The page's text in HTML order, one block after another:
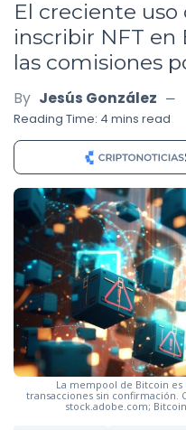
El creciente uso
inscribir NFT
las comisiones
By Jesús González
Reading Time: 4 mins read
La mempool de Bitcoin
transacciones sin confirmación.
stock.adobe.com;